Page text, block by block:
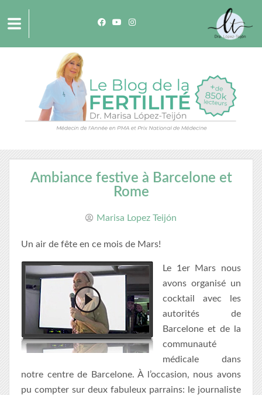
Ambiance festive à Barcelone et
Rome
Marisa Lopez Teijón
Un air de fête en ce mois de Mars!
Le 1er Mars nous
avons organisé un
cocktail avec les
autorités de
Barcelone et de la
communauté
médicale dans
notre centre de Barcelone. À l’occasion, nous avons
pu compter sur deux fabuleux parrains: le journaliste